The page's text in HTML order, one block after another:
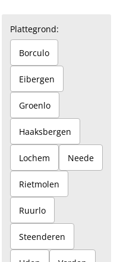
Plattegrond:
Borculo
Eibergen
Groenlo
Haaksbergen
Lochem Neede
Rietmolen
Ruurlo
Steenderen